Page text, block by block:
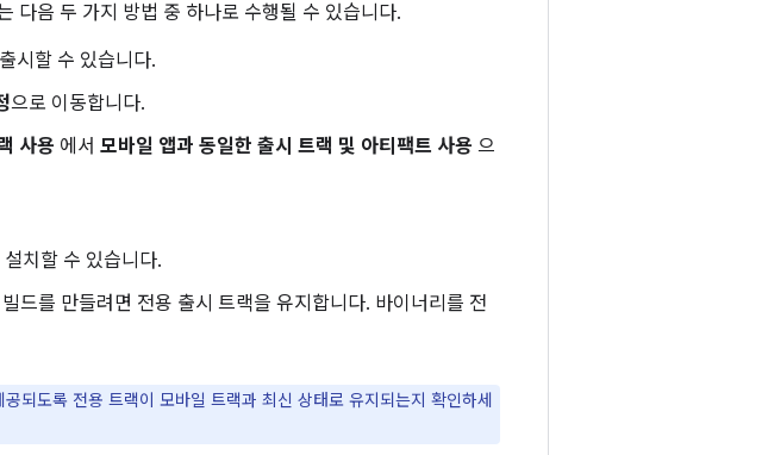
다음 두 가지 방법 중 하나로 수행될 수 있습니다.
시할 수 있습니다.
으로 이동합니다.
사용 에서 모바일 앱과 동일한 출시 트랙 및 아티팩트 사용 으
치할 수 있습니다.
드를 만들려면 전용 출시 트랙을 유지합니다. 바이너리를 전
되도록 전용 트랙이 모바일 트랙과 최신 상태로 유지되는지 확인하세